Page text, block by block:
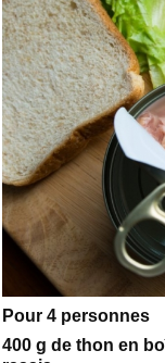
Pour 4 personnes
400 g de thon en